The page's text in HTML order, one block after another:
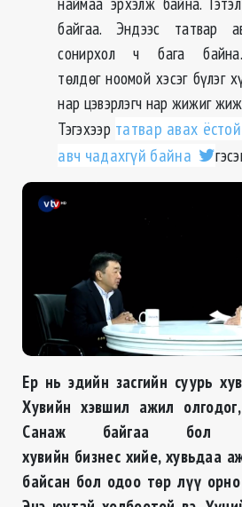
байгаа. Эндээс татвар
сонирхол ч бага
төлдөг ноомой хэсэг бүлэг
нар цэвэрлэгч нар жижиг
Тэгэхээр татвар авах
авч чадахгүй байна
Ер нь эдийн засгийн суурь
Хувийн хэвшил ажил
Санаж байгаа бол
хувийн бизнес хийе, хувьдаа
байсан бол одоо төр лүү